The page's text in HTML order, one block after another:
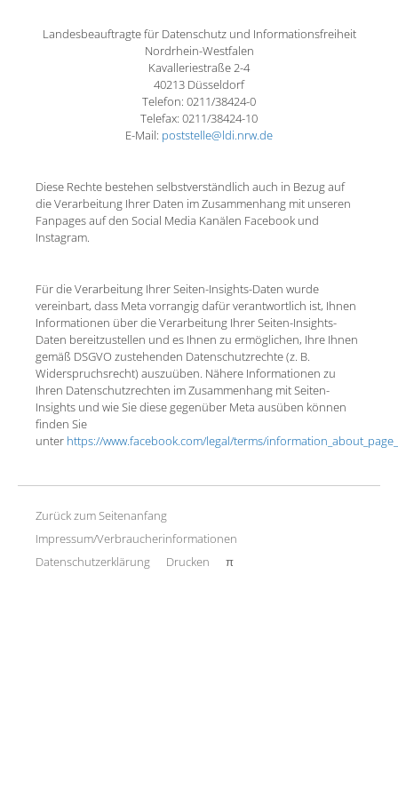
Landesbeauftragte für Datenschutz und Informationsfreiheit
Nordrhein-Westfalen
Kavalleriestraße 2-4
40213 Düsseldorf
Telefon: 0211/38424-0
Telefax: 0211/38424-10
E-Mail: poststelle@ldi.nrw.de
Diese Rechte bestehen selbstverständlich auch in Bezug auf
die Verarbeitung Ihrer Daten im Zusammenhang mit unseren
Fanpages auf den Social Media Kanälen Facebook und
Instagram.
Für die Verarbeitung Ihrer Seiten-Insights-Daten wurde
vereinbart, dass Meta vorrangig dafür verantwortlich ist, Ihnen
Informationen über die Verarbeitung Ihrer Seiten-Insights-
Daten bereitzustellen und es Ihnen zu ermöglichen, Ihre Ihnen
gemäß DSGVO zustehenden Datenschutzrechte (z. B.
Widerspruchsrecht) auszuüben. Nähere Informationen zu
Ihren Datenschutzrechten im Zusammenhang mit Seiten-
Insights und wie Sie diese gegenüber Meta ausüben können
finden Sie
unter https://www.facebook.com/legal/terms/
Zurück zum Seitenanfang
Impressum/Verbraucherinformationen
Datenschutzerklärung
Drucken π